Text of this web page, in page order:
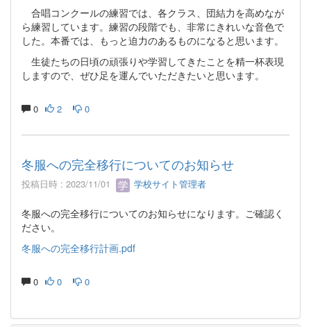
合唱コンクールの練習では、各クラス、団結力を高めなが
ら練習しています。練習の段階でも、非常にきれいな音色で
した。本番では、もっと迫力のあるものになると思います。
生徒たちの日頃の頑張りや学習してきたことを精一杯表現
しますので、ぜひ足を運んでいただきたいと思います。
0 2 0
冬服への完全移行についてのお知らせ
投稿日時 : 2023/11/01 学校サイト管理者
冬服への完全移行についてのお知らせになります。ご確認く
ださい。
冬服への完全移行計画.pdf
0 0 0